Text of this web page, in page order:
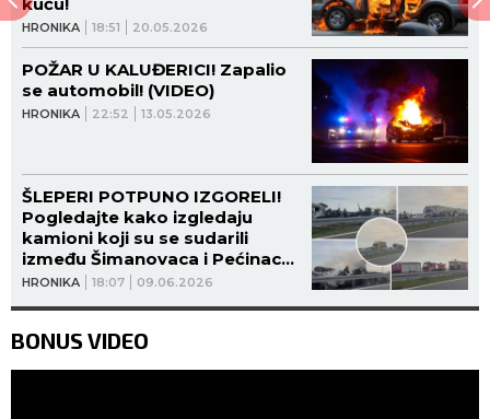
HRONIKA 18:51 20.05.2026
kuću!
HRONIKA 22:52 13.05.2026
POŽAR U KALUĐERICI! Zapalio
se automobil! (VIDEO)
HRONIKA 18:07 09.06.2026
ŠLEPERI POTPUNO IZGORELI!
Pogledajte kako izgledaju
kamioni koji su se sudarili
između Šimanovaca i Pećinaca!
(VIDEO)
BONUS VIDEO